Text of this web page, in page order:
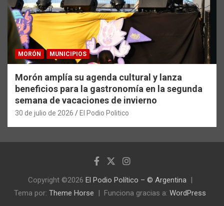
MORÓN MUNICIPIOS
Morón amplía su agenda cultural y lanza
beneficios para la gastronomía en la segunda
semana de vacaciones de invierno
30 de julio de 2026 El Podio Politico
Copyright ©2026 El Podio Político – © Argentina
Tema por: Theme Horse Funciona gracias a: WordPress